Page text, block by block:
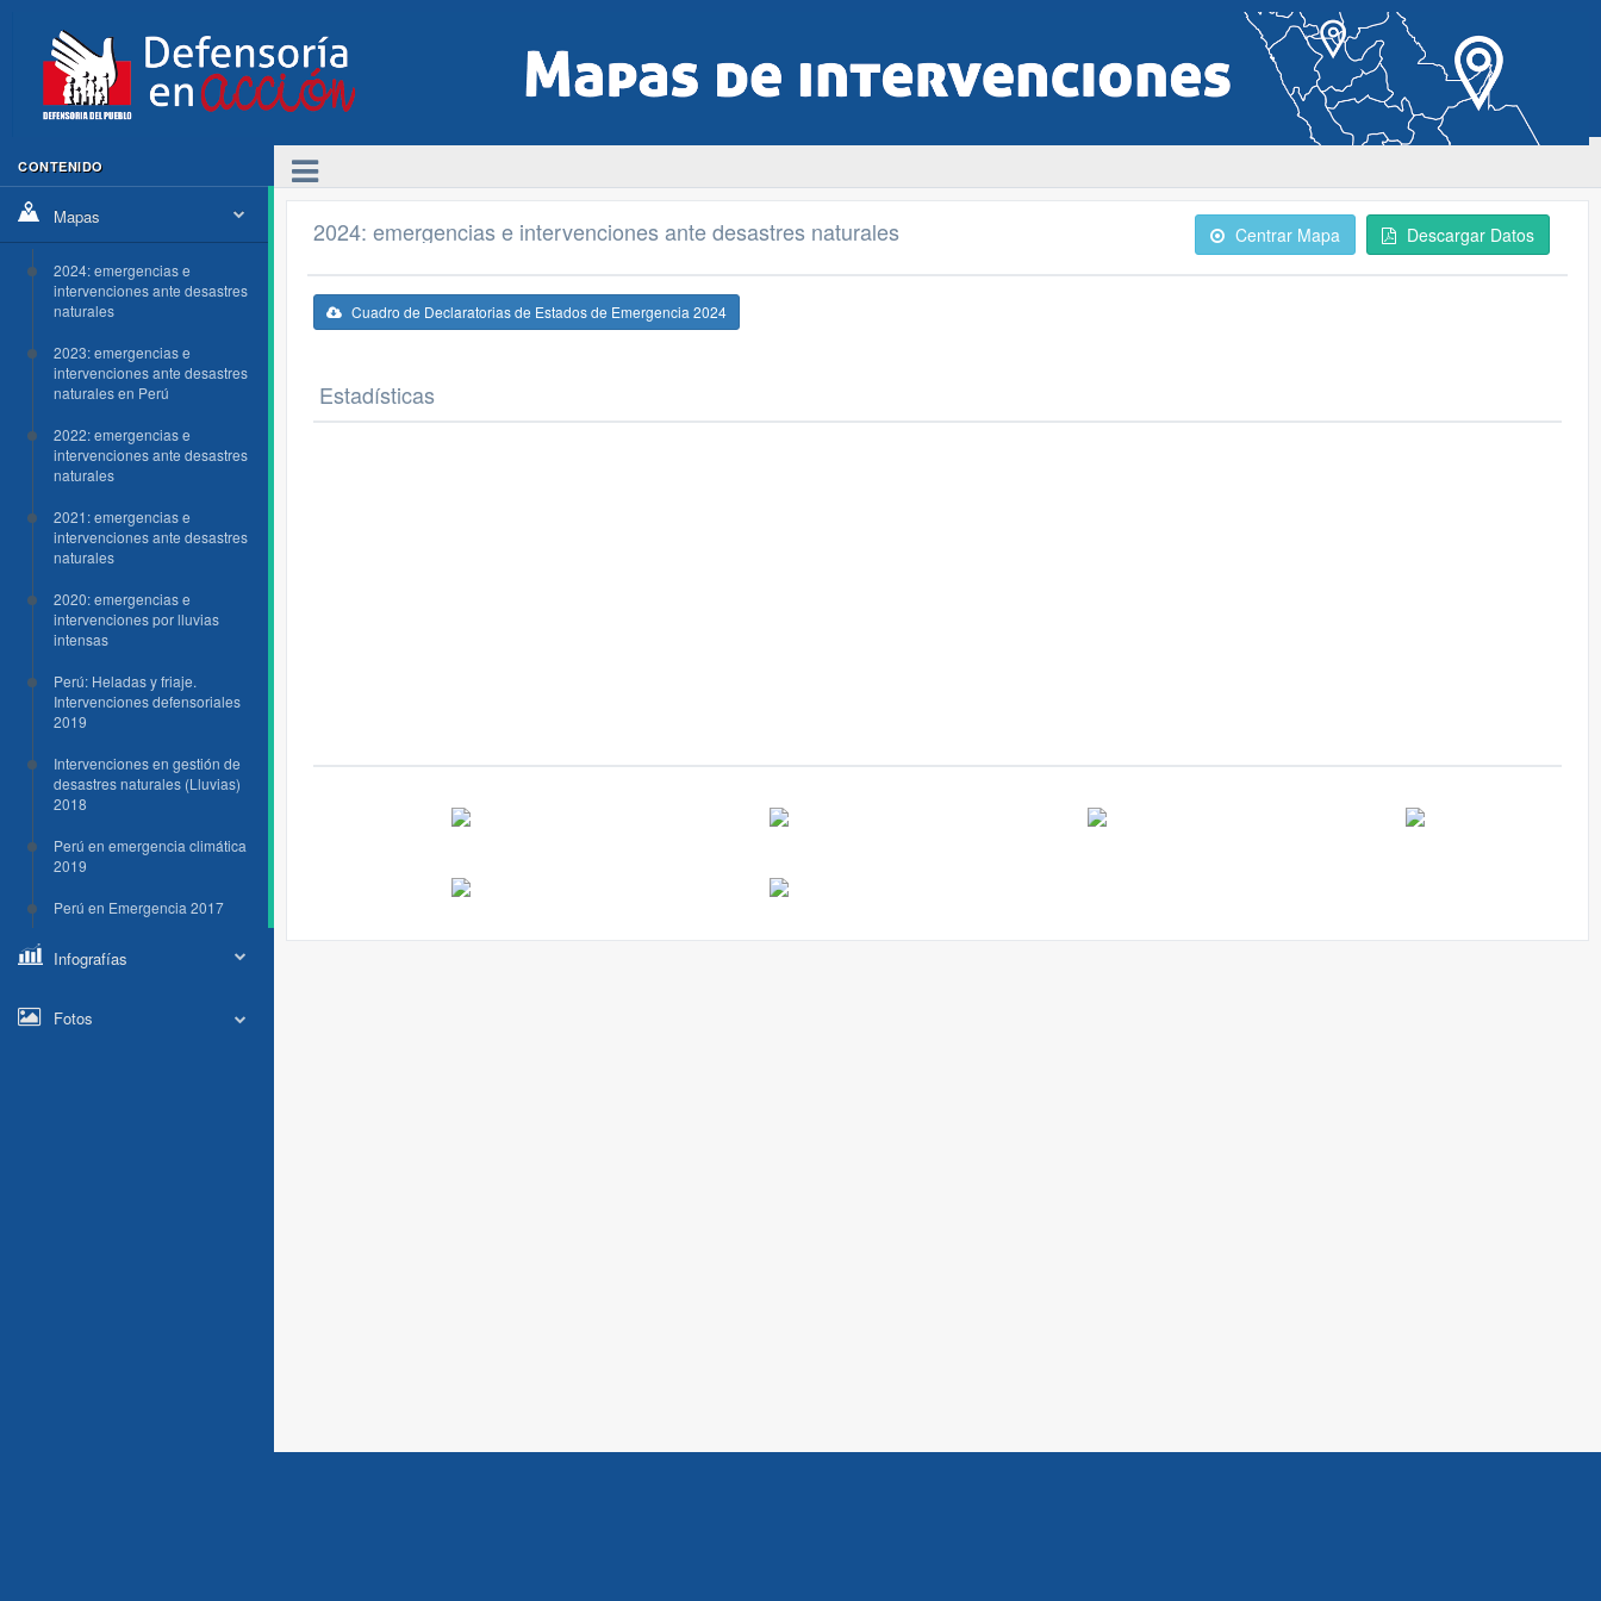
CONTENIDO
Mapas
2024: emergencias e
intervenciones ante desastres
naturales
2023: emergencias e
intervenciones ante desastres
naturales en Perú
2022: emergencias e
intervenciones ante desastres
naturales
2021: emergencias e
intervenciones ante desastres
naturales
2020: emergencias e
intervenciones por lluvias
intensas
Perú: Heladas y friaje.
Intervenciones defensoriales
2019
Intervenciones en gestión de
desastres naturales (Lluvias)
2018
Perú en emergencia climática
2019
Perú en Emergencia 2017
Infografías
Fotos
2024: emergencias e intervenciones ante desastres naturales Centrar Mapa Descargar Datos
Cuadro de Declaratorias de Estados de Emergencia 2024
Estadísticas